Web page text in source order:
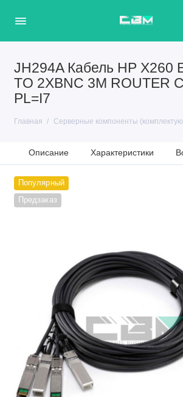
JH294A Кабель HP X260
TO 2XBNC 3M ROUTER
PL=I7
Главная Серверные компоненты
Описание Характеристики
Популярный
Предзаказ